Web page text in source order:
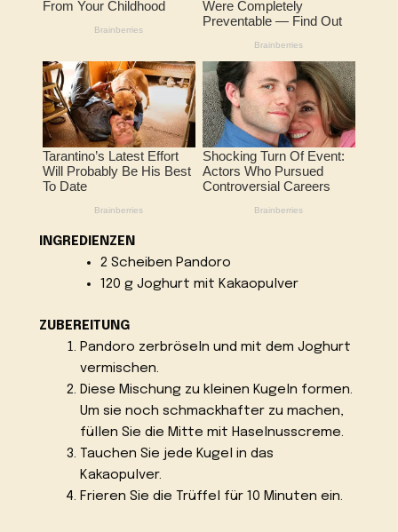
INGREDIENZEN
2 Scheiben Pandoro
120 g Joghurt mit Kakaopulver
ZUBEREITUNG
Pandoro zerbröseln und mit dem Joghurt
vermischen.
Diese Mischung zu kleinen Kugeln formen.
Um sie noch schmackhafter zu machen,
füllen Sie die Mitte mit Haselnusscreme.
Tauchen Sie jede Kugel in das
Kakaopulver.
Frieren Sie die Trüffel für 10 Minuten ein.